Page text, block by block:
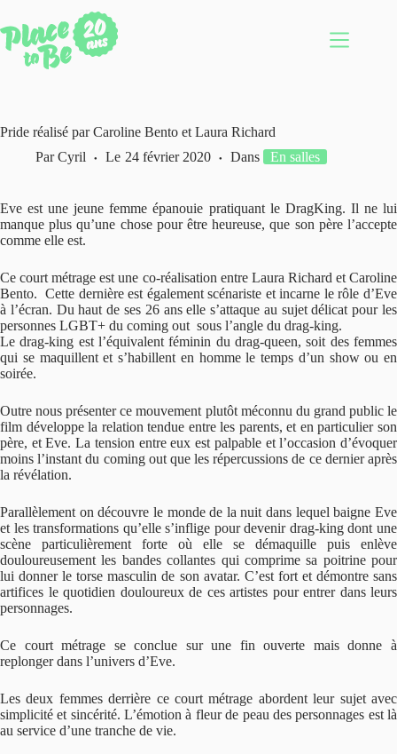
au
contenu
Pride réalisé par Caroline Bento et Laura Richard
Par Cyril Le 24 février 2020 Dans En salles
Eve est une jeune femme épanouie pratiquant le DragKing. Il ne lui
manque plus qu’une chose pour être heureuse, que son père l’accepte
comme elle est.
Ce court métrage est une co-réalisation entre Laura Richard et Caroline
Bento. Cette dernière est également scénariste et incarne le rôle d’Eve
à l’écran. Du haut de ses 26 ans elle s’attaque au sujet délicat pour les
personnes LGBT+ du coming out sous l’angle du drag-king.
Le drag-king est l’équivalent féminin du drag-queen, soit des femmes
qui se maquillent et s’habillent en homme le temps d’un show ou en
soirée.
Outre nous présenter ce mouvement plutôt méconnu du grand public le
film développe la relation tendue entre les parents, et en particulier son
père, et Eve. La tension entre eux est palpable et l’occasion d’évoquer
moins l’instant du coming out que les répercussions de ce dernier après
la révélation.
Parallèlement on découvre le monde de la nuit dans lequel baigne Eve
et les transformations qu’elle s’inflige pour devenir drag-king dont une
scène particulièrement forte où elle se démaquille puis enlève
douloureusement les bandes collantes qui comprime sa poitrine pour
lui donner le torse masculin de son avatar. C’est fort et démontre sans
artifices le quotidien douloureux de ces artistes pour entrer dans leurs
personnages.
Ce court métrage se conclue sur une fin ouverte mais donne à
replonger dans l’univers d’Eve.
Les deux femmes derrière ce court métrage abordent leur sujet avec
simplicité et sincérité. L’émotion à fleur de peau des personnages est là
au service d’une tranche de vie.